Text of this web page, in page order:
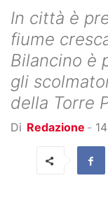
In città è
fiume
Bilancino è
gli
della Torre
Di Redazione -